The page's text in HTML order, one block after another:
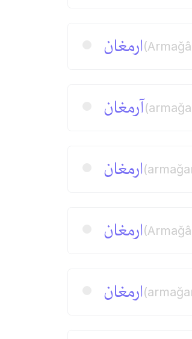
ارمغان
آرمغان
ارمغان
ارمغان
ارمغان